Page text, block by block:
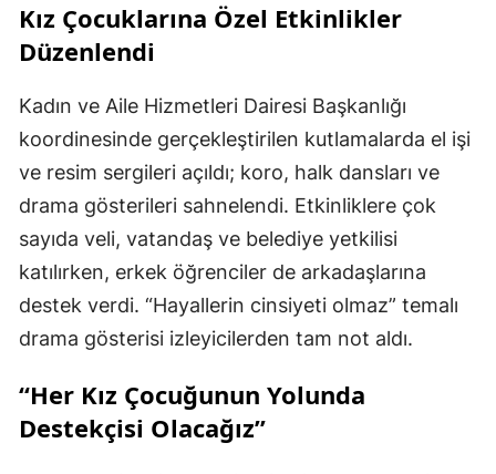
Kız Çocuklarına Özel Etkinlikler
Düzenlendi
Kadın ve Aile Hizmetleri Dairesi Başkanlığı
koordinesinde gerçekleştirilen kutlamalarda el işi
ve resim sergileri açıldı; koro, halk dansları ve
drama gösterileri sahnelendi. Etkinliklere çok
sayıda veli, vatandaş ve belediye yetkilisi
katılırken, erkek öğrenciler de arkadaşlarına
destek verdi. “Hayallerin cinsiyeti olmaz” temalı
drama gösterisi izleyicilerden tam not aldı.
“Her Kız Çocuğunun Yolunda
Destekçisi Olacağız”